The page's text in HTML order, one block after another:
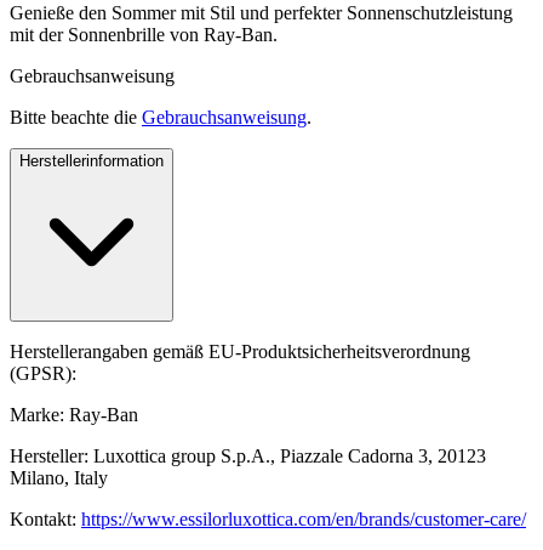
Genieße den Sommer mit Stil und perfekter Sonnenschutzleistung
mit der Sonnenbrille von Ray-Ban.
Gebrauchsanweisung
Bitte beachte die Gebrauchsanweisung.
Herstellerinformation
Herstellerangaben gemäß EU-Produktsicherheitsverordnung
(GPSR):
Marke: Ray-Ban
Hersteller: Luxottica group S.p.A., Piazzale Cadorna 3, 20123
Milano, Italy
Kontakt: https://www.essilorluxottica.com/en/brands/customer-care/